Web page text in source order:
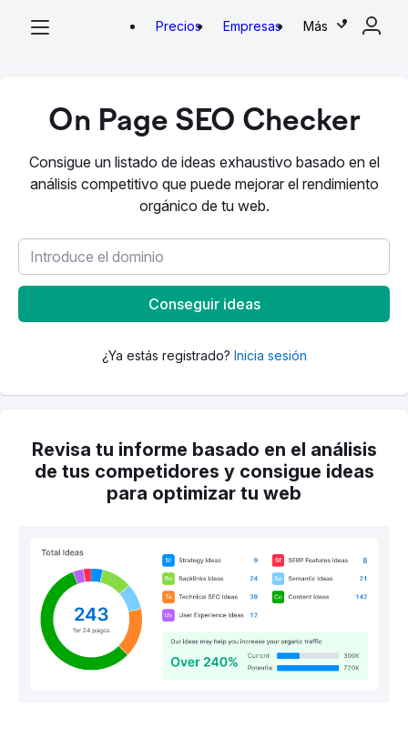
Precios Empresas Más
On Page SEO Checker
Consigue un listado de ideas exhaustivo basado en el
análisis competitivo que puede mejorar el rendimiento
orgánico de tu web.
Conseguir ideas
¿Ya estás registrado? Inicia sesión
Revisa tu informe basado en el análisis
de tus competidores y consigue ideas
para optimizar tu web